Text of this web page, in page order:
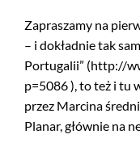
Zapraszamy na
– i dokładnie tak
Portugalii” (http://
p=5086 ), to też i tu
przez Marcina
Planar, głównie na